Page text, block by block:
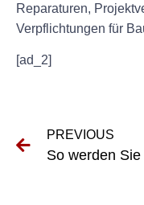
Reparaturen,
Verpflichtungen für
[ad_2]
PREVIOUS